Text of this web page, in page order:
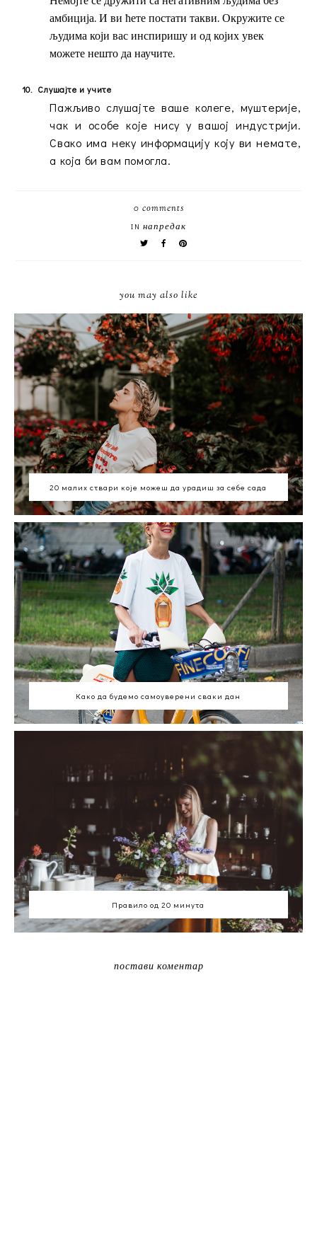
амбиција. И ви ћете постати такви. Окружите се
људима који вас инспиришу и од којих увек
можете нешто да научите.
Слушајте и учите
Пажљиво слушајте ваше колеге, муштерије,
чак и особе које нису у вашој индустрији.
Свако има неку информацију коју ви немате,
а која би вам помогла.
0 comments
IN напредак
you may also like
20 малих ствари које можеш да урадиш за себе сада
Како да будемо самоуверени сваки дан
Правило од 20 минута
постави коментар